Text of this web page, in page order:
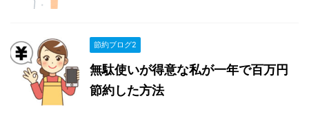
節約ブログ2
無駄使いが得意な私が一年で百万円
節約した方法